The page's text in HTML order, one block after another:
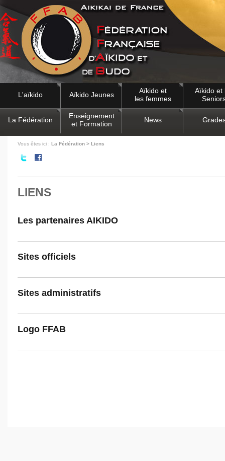
L'aïkido Aïkido Jeunes
Aïkido et
les femmes
Aïkido et
La Fédération
Enseignement
et Formation
News
Vous êtes ici : La Fédération > Liens
LIENS
Les partenaires AIKIDO
Sites officiels
Sites administratifs
Logo FFAB